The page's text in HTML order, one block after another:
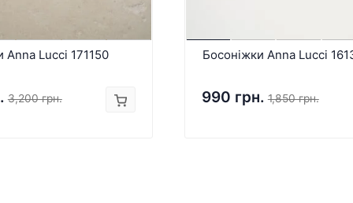
Anna Lucci 171150
3,200 грн.
Босоніжки Anna Lucci
990 грн. 1,850 грн.